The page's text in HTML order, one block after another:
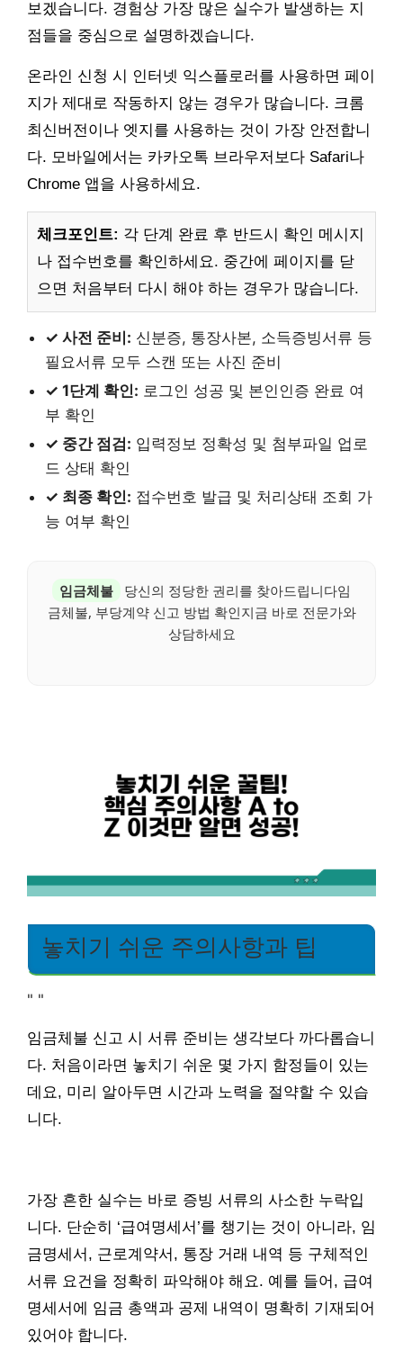
보겠습니다. 경험상 가장 많은 실수가 발생하는 지
점들을 중심으로 설명하겠습니다.
온라인 신청 시 인터넷 익스플로러를 사용하면 페이
지가 제대로 작동하지 않는 경우가 많습니다. 크롬
최신버전이나 엣지를 사용하는 것이 가장 안전합니
다. 모바일에서는 카카오톡 브라우저보다 Safari나
Chrome 앱을 사용하세요.
체크포인트: 각 단계 완료 후 반드시 확인 메시지
나 접수번호를 확인하세요. 중간에 페이지를 닫
으면 처음부터 다시 해야 하는 경우가 많습니다.
✓ 사전 준비: 신분증, 통장사본, 소득증빙서류 등
필요서류 모두 스캔 또는 사진 준비
✓ 1단계 확인: 로그인 성공 및 본인인증 완료 여
부 확인
✓ 중간 점검: 입력정보 정확성 및 첨부파일 업로
드 상태 확인
✓ 최종 확인: 접수번호 발급 및 처리상태 조회 가
능 여부 확인
임금체불
당신의 정당한 권리를 찾아드립니다임
금체불, 부당계약 신고 방법 확인지금 바로 전문가와
상담하세요
놓치기 쉬운 주의사항과 팁
" "
임금체불 신고 시 서류 준비는 생각보다 까다롭습니
다. 처음이라면 놓치기 쉬운 몇 가지 함정들이 있는
데요, 미리 알아두면 시간과 노력을 절약할 수 있습
니다.
가장 흔한 실수는 바로 증빙 서류의 사소한 누락입
니다. 단순히 ‘급여명세서’를 챙기는 것이 아니라, 임
금명세서, 근로계약서, 통장 거래 내역 등 구체적인
서류 요건을 정확히 파악해야 해요. 예를 들어, 급여
명세서에 임금 총액과 공제 내역이 명확히 기재되어
있어야 합니다.